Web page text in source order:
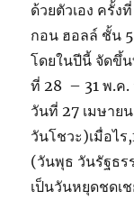
ด้วยตัวเอง ครั้
กอน ฮอลล์ ชั้น
โดยในปีนี้ จัดขึ้
ที่ 28 – 31 พ.ค.
วันที่ 27 เมษาย
วันโชวะ)เมื่อไ
(วันพุธ วันรัฐธ
เป็นวันหยุดชดเ